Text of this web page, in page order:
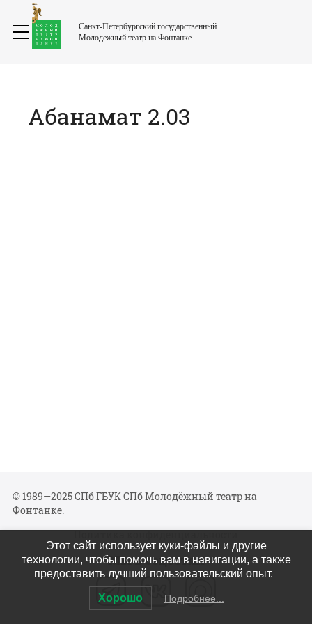
Санкт-Петербургский государственный
Молодежный театр на Фонтанке
Абанамат 2.03
© 1989—2025 СПб ГБУК СПб Молодёжный театр на
Фонтанке.
Политика конфиденциальности
Мы в соцсетях
Этот сайт использует куки-файлы и другие
технологии, чтобы помочь вам в навигации, а также
предоставить лучший пользовательский опыт.
Хорошо Подробнее...